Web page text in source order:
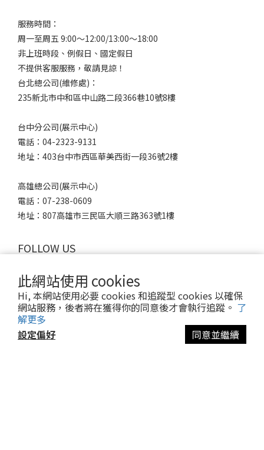
此網站使用 cookies
Hi, 本網站使用必要 cookies 和追蹤型 cookies 以確保
網站服務，後者將在獲得你的同意後才會執行追蹤。 了
解更多
設定偏好
同意並繼續
服務時間：
周一至周五 9:00～12:00/13:00～18:00
非上班時段、例假日、國定假日
不提供客服服務，敬請見諒！
台北總公司(維修處)：
235新北市中和區中山路二段366巷10號8樓
台中分公司(展示中心)
電話：04-2323-9131
地址：403台中市西區華美西街一段36號2樓
高雄總公司(展示中心)
電話：07-238-0609
地址：807高雄市三民區大順三路363號1樓
FOLLOW US
簡輕家居股份有限公司
統編：61828306
免付費電話：0800-537-538
異業合作信箱：info@simplite.com.tw
官方客服 LINE：@simplite